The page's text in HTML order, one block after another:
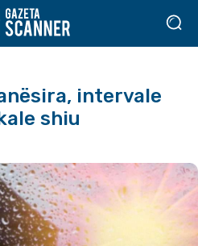
intervale
shiu